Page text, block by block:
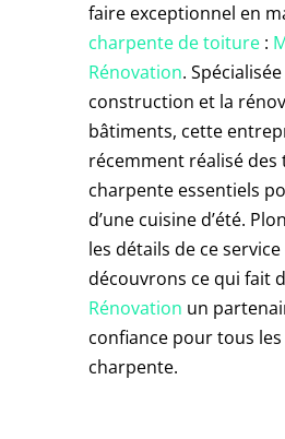
faire exceptionnel en
charpente de toiture:
Rénovation.
construction et la
bâtiments, cette
récemment réalisé des
charpente essentiels
d’une cuisine d’été.
les détails de ce
découvrons ce qui fait
Rénovation un
confiance pour tous
charpente.